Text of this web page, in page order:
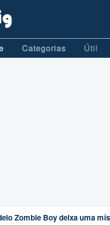
Categorias Útil
Zombie Boy deixa uma